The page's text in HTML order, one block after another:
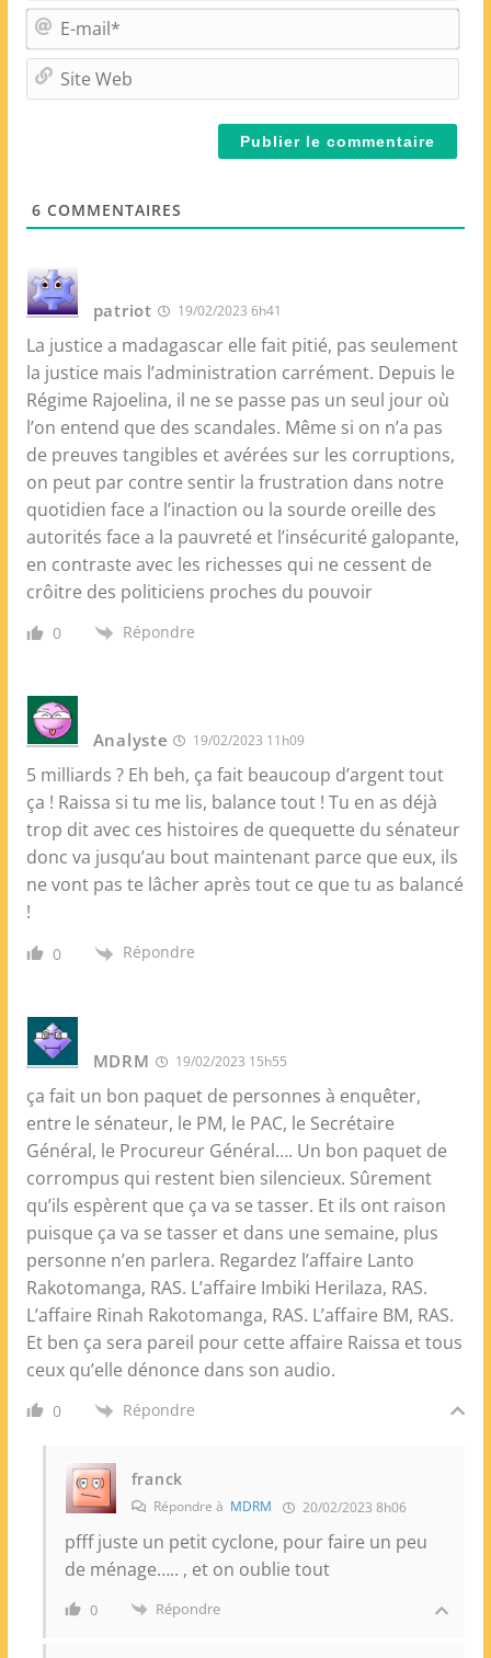
m
*
E
-
m
i
6 COMMENTAIRES
patriot 19/02/2023 6h41
La justice a madagascar elle fait pitié, pas seulement
la justice mais l’administration carrément. Depuis le
Régime Rajoelina, il ne se passe pas un seul jour où
l’on entend que des scandales. Même si on n’a pas
de preuves tangibles et avérées sur les corruptions,
on peut par contre sentir la frustration dans notre
quotidien face a l’inaction ou la sourde oreille des
autorités face a la pauvreté et l’insécurité galopante,
en contraste avec les richesses qui ne cessent de
crôitre des politiciens proches du pouvoir
0 Répondre
Analyste 19/02/2023 11h09
5 milliards ? Eh beh, ça fait beaucoup d’argent tout
ça ! Raissa si tu me lis, balance tout ! Tu en as déjà
trop dit avec ces histoires de quequette du sénateur
donc va jusqu’au bout maintenant parce que eux, ils
ne vont pas te lâcher après tout ce que tu as balancé
!
0 Répondre
MDRM 19/02/2023 15h55
ça fait un bon paquet de personnes à enquêter,
entre le sénateur, le PM, le PAC, le Secrétaire
Général, le Procureur Général…. Un bon paquet de
corrompus qui restent bien silencieux. Sûrement
qu’ils espèrent que ça va se tasser. Et ils ont raison
puisque ça va se tasser et dans une semaine, plus
personne n’en parlera. Regardez l’affaire Lanto
Rakotomanga, RAS. L’affaire Imbiki Herilaza, RAS.
L’affaire Rinah Rakotomanga, RAS. L’affaire BM, RAS.
Et ben ça sera pareil pour cette affaire Raissa et tous
ceux qu’elle dénonce dans son audio.
0 Répondre
franck
Répondre à MDRM 20/02/2023 8h06
pfff juste un petit cyclone, pour faire un peu
de ménage….. , et on oublie tout
0 Répondre